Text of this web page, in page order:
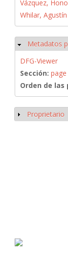
Vázquez,
Whilar, Agustín
Ocultar
Metadatos
DFG-Viewer
Sección: page
Orden de las
Mostrar
Proprietario